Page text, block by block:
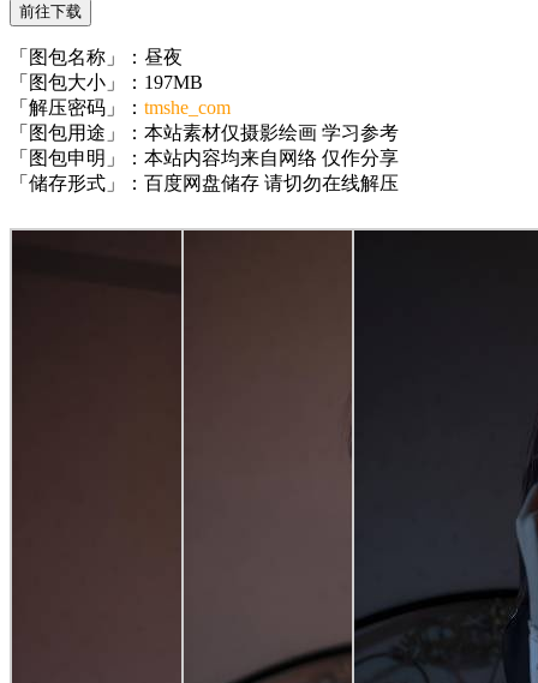
前往下载
「图包名称」：昼夜
「图包大小」：197MB
「解压密码」： tmshe_com
「图包用途」：本站素材仅摄影绘画 学习参考
「图包申明」：本站内容均来自网络 仅作分享
「储存形式」：百度网盘储存 请切勿在线解压